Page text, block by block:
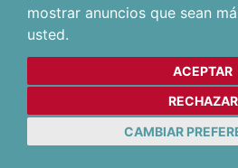
mostrar anuncios que sean
usted.
ACEPTAR
RECHAZAR
CAMBIAR